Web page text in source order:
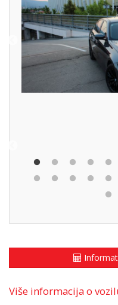
Više informacija o